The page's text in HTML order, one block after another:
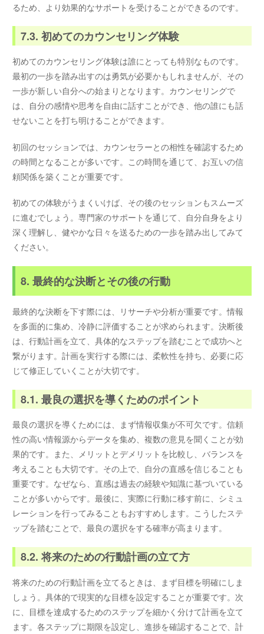
るため、より効果的なサポートを受けることができるのです。
7.3. 初めてのカウンセリング体験
初めてのカウンセリング体験は誰にとっても特別なものです。
最初の一歩を踏み出すのは勇気が必要かもしれませんが、その
一歩が新しい自分への始まりとなります。カウンセリングで
は、自分の感情や思考を自由に話すことができ、他の誰にも話
せないことを打ち明けることができます。
初回のセッションでは、カウンセラーとの相性を確認するため
の時間となることが多いです。この時間を通じて、お互いの信
頼関係を築くことが重要です。
初めての体験がうまくいけば、その後のセッションもスムーズ
に進むでしょう。専門家のサポートを通じて、自分自身をより
深く理解し、健やかな日々を送るための一歩を踏み出してみて
ください。
8. 最終的な決断とその後の行動
最終的な決断を下す際には、リサーチや分析が重要です。情報
を多面的に集め、冷静に評価することが求められます。決断後
は、行動計画を立て、具体的なステップを踏むことで成功へと
繋がります。計画を実行する際には、柔軟性を持ち、必要に応
じて修正していくことが大切です。
8.1. 最良の選択を導くためのポイント
最良の選択を導くためには、まず情報収集が不可欠です。信頼
性の高い情報源からデータを集め、複数の意見を聞くことが効
果的です。また、メリットとデメリットを比較し、バランスを
考えることも大切です。その上で、自分の直感を信じることも
重要です。なぜなら、直感は過去の経験や知識に基づいている
ことが多いからです。最後に、実際に行動に移す前に、シミュ
レーションを行ってみることもおすすめします。こうしたステ
ップを踏むことで、最良の選択をする確率が高まります。
8.2. 将来のための行動計画の立て方
将来のための行動計画を立てるときは、まず目標を明確にしま
しょう。具体的で現実的な目標を設定することが重要です。次
に、目標を達成するためのステップを細かく分けて計画を立て
ます。各ステップに期限を設定し、進捗を確認することで、計